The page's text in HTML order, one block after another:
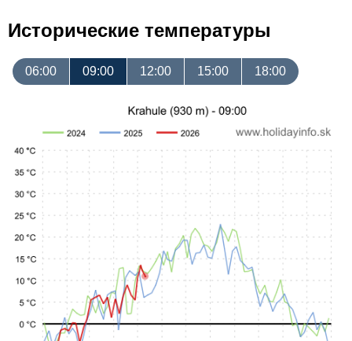
Исторические температуры
06:00 09:00 12:00 15:00 18:00